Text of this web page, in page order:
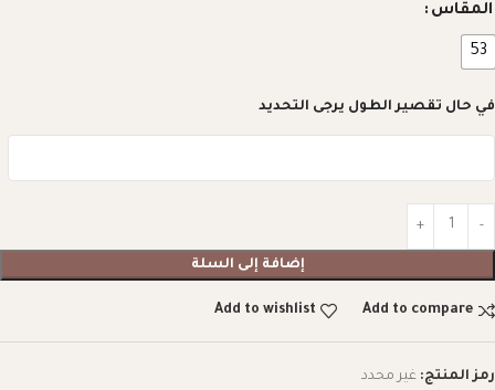
المقاس
53
في حال تقصير الطول يرجى التحديد
إضافة إلى السلة
Add to compare
Add to wishlist
رمز المنتج: غير محدد